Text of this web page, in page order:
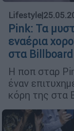
Lifestyle|
Pink: Τα
εναέρια
στα Billboard
Η ποπ σταρ
έναν
κόρη της στα